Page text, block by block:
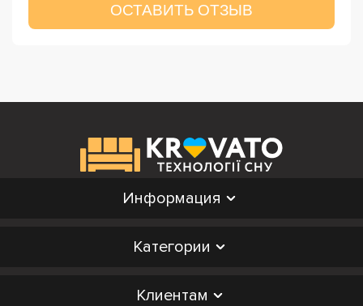
ОСТАВИТЬ ОТЗЫВ
Информация
Категории
Клиентам